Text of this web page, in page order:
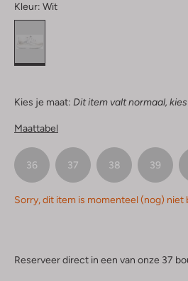
Kleur: Wit
Kies je maat: Dit item valt normaal,
Maattabel
36 37 38 39
Sorry, dit item is momenteel (nog) niet
Reserveer direct in een van onze 37